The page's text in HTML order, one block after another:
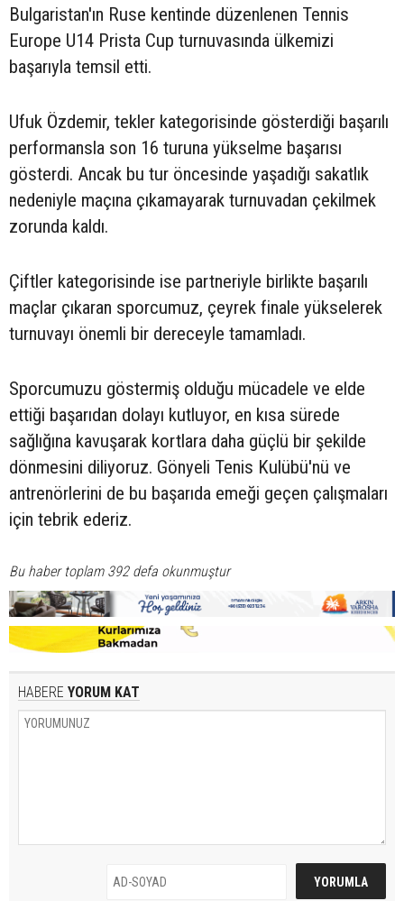
Bulgaristan'ın Ruse kentinde düzenlenen Tennis
Europe U14 Prista Cup turnuvasında ülkemizi
başarıyla temsil etti.
Ufuk Özdemir, tekler kategorisinde gösterdiği başarılı
performansla son 16 turuna yükselme başarısı
gösterdi. Ancak bu tur öncesinde yaşadığı sakatlık
nedeniyle maçına çıkamayarak turnuvadan çekilmek
zorunda kaldı.
Çiftler kategorisinde ise partneriyle birlikte başarılı
maçlar çıkaran sporcumuz, çeyrek finale yükselerek
turnuvayı önemli bir dereceyle tamamladı.
Sporcumuzu göstermiş olduğu mücadele ve elde
ettiği başarıdan dolayı kutluyor, en kısa sürede
sağlığına kavuşarak kortlara daha güçlü bir şekilde
dönmesini diliyoruz. Gönyeli Tenis Kulübü'nü ve
antrenörlerini de bu başarıda emeği geçen çalışmaları
için tebrik ederiz.
Bu haber toplam 392 defa okunmuştur
HABERE YORUM KAT